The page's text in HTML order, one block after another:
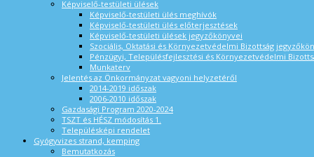
Képviselő-testületi ülések
Képviselő-testületi ülés meghívók
Képviselő-testületi ülés előterjesztések
Képviselő-testületi ülések jegyzőkönyvei
Szociális, Oktatási és Környezetvédelmi Bizottság
Pénzügyi, Településfejlesztési és Környezetvédelmi
Munkaterv
Jelentés az Önkormányzat vagyoni helyzetéről
2014-2019 időszak
2006-2010 időszak
Gazdasági Program 2020-2024
TSZT és HÉSZ módosítás 1.
Településképi rendelet
Gyógyvizes strand, kemping
Bemutatkozás